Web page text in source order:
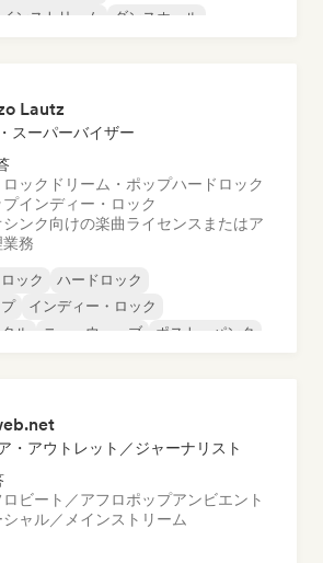
ンストリーム
ダンスホール
Lautz
スーパーバイザー
ック ドリーム・ポップハードロック
プインディー・ロック
ンク向けの楽曲ライセンスまたはア
務
ック
ハードロック
インディー・ロック
ル
ニューウェーブ
ポスト・パンク
・アウトレット／ジャーナリスト
ロビート／アフロポップアンビエント
シャル／メインストリーム